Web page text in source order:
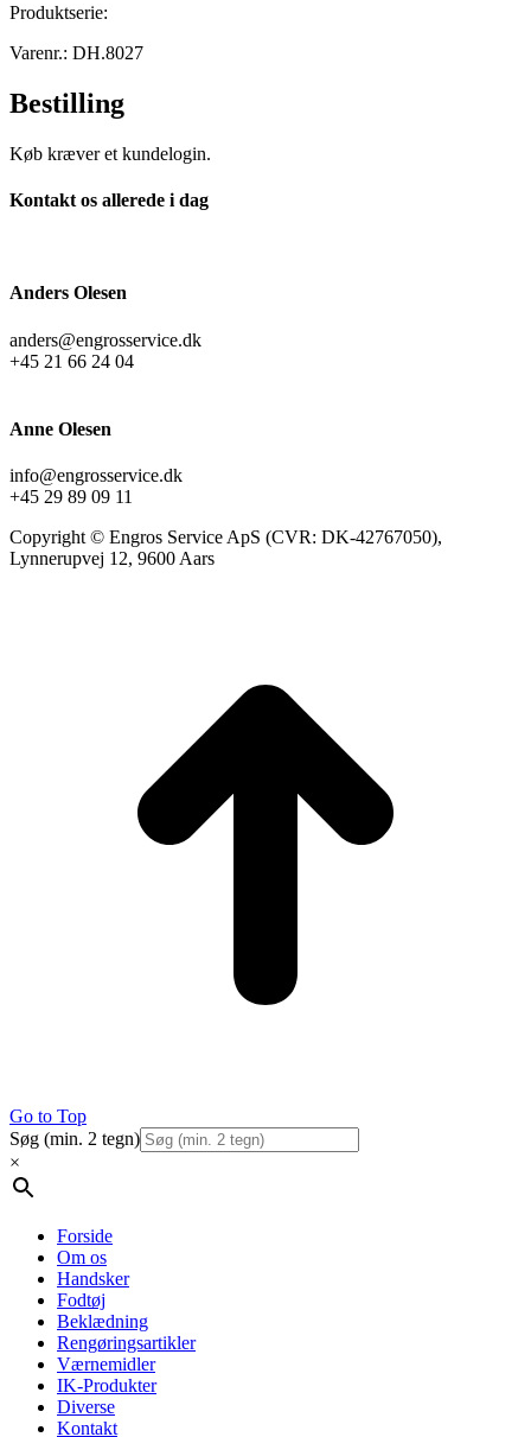
Produktserie:
Varenr.: DH.8027
Bestilling
Køb kræver et kundelogin.
Kontakt os allerede i dag
Anders Olesen
anders@engrosservice.dk
+45 21 66 24 04
Anne Olesen
info@engrosservice.dk
+45 29 89 09 11
Copyright © Engros Service ApS (CVR: DK-42767050),
Lynnerupvej 12, 9600 Aars
Go to Top
Søg (min. 2 tegn)
×
Forside
Om os
Handsker
Fodtøj
Beklædning
Rengøringsartikler
Værnemidler
IK-Produkter
Diverse
Kontakt